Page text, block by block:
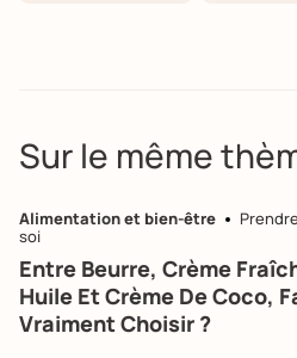
Sur le même
Alimentation et bien-être
soi
Entre Beurre, Crème
Huile Et Crème De Coco,
Vraiment Choisir ?